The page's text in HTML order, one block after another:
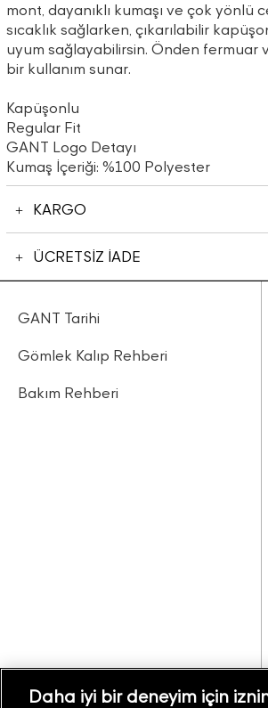
mont, dayanıklı kumaşı ve çok
sıcaklık sağlarken, çıkarılabilir
uyum sağlayabilirsin. Önden fermuar
bir kullanım sunar.
Kapüşonlu
Regular Fit
GANT Logo Detayı
Kumaş İçeriği: %100 Polyester
KARGO
ÜCRETSİZ İADE
GANT Tarihi
Gömlek Kalıp Rehberi
Bakım Rehberi
Daha iyi bir deneyim için